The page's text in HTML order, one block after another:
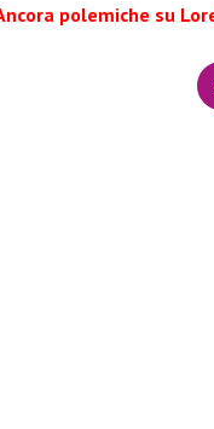
Ancora polemiche su